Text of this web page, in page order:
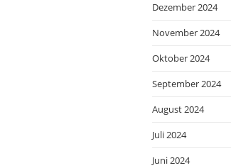
Dezember 2024
November 2024
Oktober 2024
September 2024
August 2024
Juli 2024
Juni 2024